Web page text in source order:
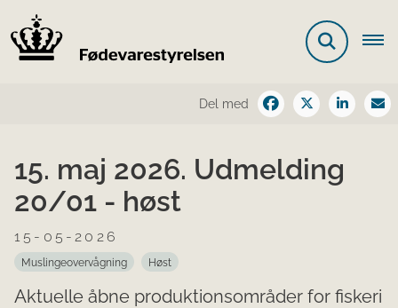
Del med
15. maj 2026. Udmelding
20/01 - høst
15-05-2026
Muslingeovervågning Høst
Aktuelle åbne produktionsområder for fiskeri